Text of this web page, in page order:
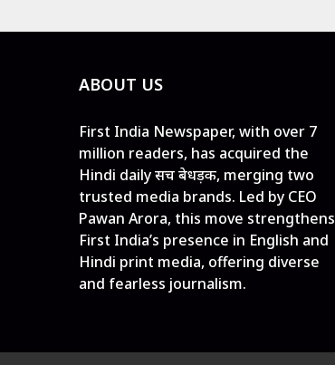
ABOUT US
First India Newspaper, with over 7
million readers, has acquired the
Hindi daily सच बेधड़क, merging two
trusted media brands. Led by CEO
Pawan Arora, this move strengthens
First India’s presence in English and
Hindi print media, offering diverse
and fearless journalism.